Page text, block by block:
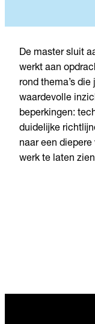
De master sluit
werkt aan
rond thema’s
waardevolle
beperkingen:
duidelijke
naar een
werk te laten